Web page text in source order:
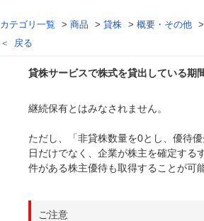
カテゴリ一覧 > 商品 > 貸株 > 概要・その他
戻る
貸株サービスで株式を貸出している期
回答
継続保有とはみなされません。
ただし、「非貸株数量を0とし、優待
日だけでなく、企業が株主を確定する
件がある株主優待も取得することが可
ご注意